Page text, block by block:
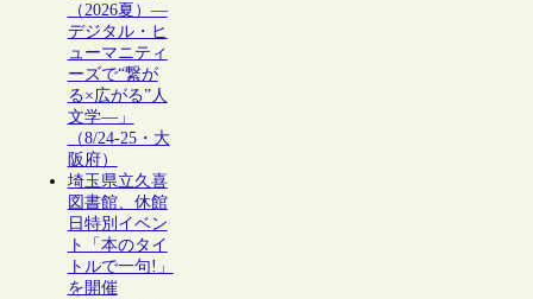
（2026夏）―
デジタル・ヒ
ューマニティ
ーズで“繋が
る×広がる”人
文学―」
（8/24-25・大
阪府）
埼玉県立久喜
図書館、休館
日特別イベン
ト「本のタイ
トルで一句!」
を開催